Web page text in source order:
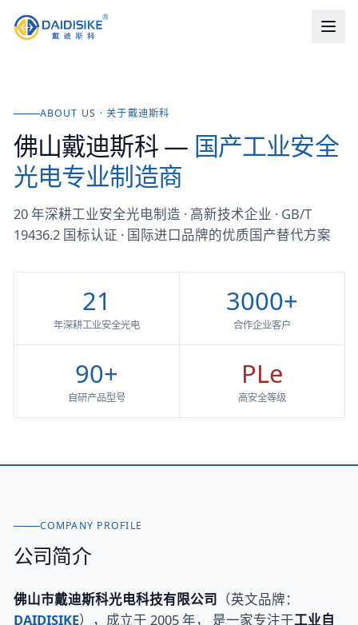
ABOUT US · 关于戴迪斯科
佛山戴迪斯科 — 国产工业安全
光电专业制造商
20 年深耕工业安全光电制造 · 高新技术企业 · GB/T
19436.2 国标认证 · 国际进口品牌的优质国产替代方案
21
年深耕工业安全光电
3000+
合作企业客户
90+
自研产品型号
PLe
高安全等级
COMPANY PROFILE
公司简介
佛山市戴迪斯科光电科技有限公司 （英文品牌：
DAIDISIKE），成立于 2005 年， 是一家专注于工业自